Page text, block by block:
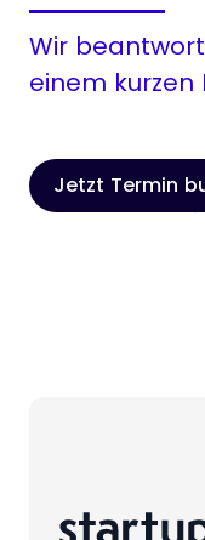
Wir
einem
Jetzt Termin